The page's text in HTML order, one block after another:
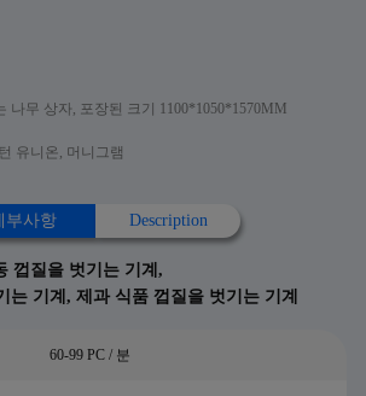
나무 상자, 포장된 크기 1100*1050*1570MM
유니온, 머니그램
부사항 Description
껍질을 벗기는 기계 ,
는 기계 , 제과 식품 껍질을 벗기는 기계
60-99 PC / 분